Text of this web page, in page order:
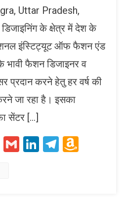
Uttar Pradesh,
के क्षेत्र में देश के
इंस्टिट्यूट ऑफ फैशन एंड
फैशन डिजाइनर व
प्रदान करने हेतु हर वर्ष की
जा रहा है। इसका
सेंटर […]
GmailLinkedIn
Telegram